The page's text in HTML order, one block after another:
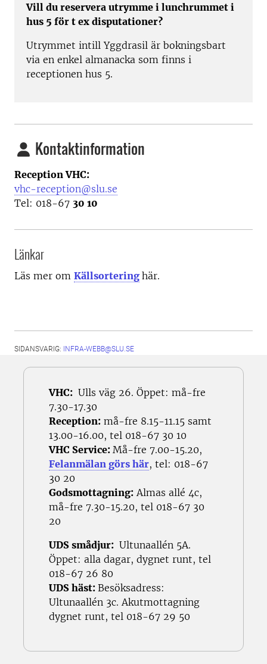
Vill du reservera utrymme i lunchrummet i
hus 5 för t ex disputationer?
Utrymmet intill Yggdrasil är bokningsbart
via en enkel almanacka som finns i
receptionen hus 5.
Kontaktinformation
Reception VHC:
vhc-reception@slu.se
Tel: 018-67 30 10
Länkar
Läs mer om Källsortering här.
SIDANSVARIG: INFRA-WEBB@SLU.SE
VHC: Ulls väg 26. Öppet: må-fre
7.30-17.30
Reception: må-fre 8.15-11.15 samt
13.00-16.00, tel 018-67 30 10
VHC Service: Må-fre 7.00-15.20,
Felanmälan görs här, tel: 018-67
30 20
Godsmottagning: Almas allé 4c,
må-fre 7.30-15.20, tel 018-67 30
20
UDS smådjur: Ultunaallén 5A.
Öppet: alla dagar, dygnet runt, tel
018-67 26 80
UDS häst: Besöksadress:
Ultunaallén 3c. Akutmottagning
dygnet runt, tel 018-67 29 50